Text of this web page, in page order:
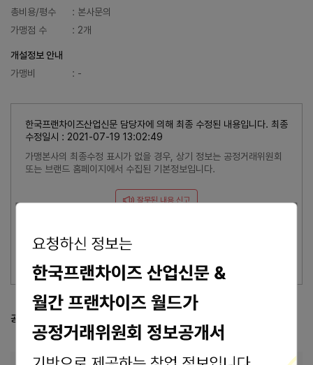
총비용/평수
: 본사문의
가맹점 수
: 2개
개설정보 안내
가맹비
: -
한국프랜차이즈산업신문 담당자에 의해 최종 수정된 내용입니다. 최종
수정일시 : 2021-07-19 13:02:49
가맹본사의 최종수정 표시가 없을 경우, 상기 정보는 공정거래위원회
또는 브랜드 홈페이지에서 수집된 기본정보입니다.
잘못된 내용 신고
이 브랜드의 담당자이신가요?
공정거래위원회 등록 정보